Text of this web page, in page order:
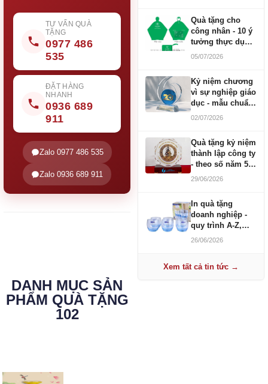
TƯ VẤN QUÀ
TẶNG
0977 486
535
ĐẶT HÀNG
NHANH
0936 689
911
Zalo 0977 486 535
Zalo 0936 689 911
DANH MỤC SẢN
PHẨM QUÀ TẶNG
102
Quà tặng cho
công nhân - 10 ý
tưởng thực dụng
ngân sách 100-
05/07/2026
Kỷ niệm chương
vì sự nghiệp giáo
dục - mẫu chuẩn
2026
02/07/2026
Quà tặng kỷ niệm
thành lập công ty
- theo số năm 5,
10, 20, 30, 50
29/06/2026
In quà tặng
doanh nghiệp -
quy trình A-Z,
báo giá và thời
26/06/2026
Xem tất cả tin tức →